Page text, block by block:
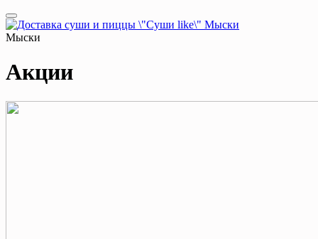
Мыски
Акции